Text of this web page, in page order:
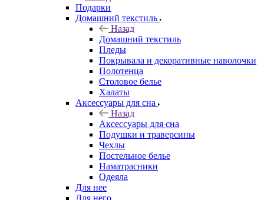
Подарки
Домашний текстиль
Назад
Домашний текстиль
Пледы
Покрывала и декоративные наволочки
Полотенца
Столовое белье
Халаты
Аксессуары для сна
Назад
Аксессуары для сна
Подушки и траверсины
Чехлы
Постельное белье
Наматрасники
Одеяла
Для нее
Для него